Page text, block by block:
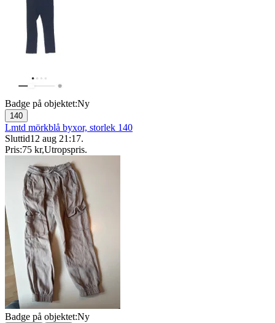
Badge på objektet:Ny
140
Lmtd mörkblå byxor, storlek 140
Sluttid12 aug 21:17.
Pris:75 kr,Utropspris.
Badge på objektet:Ny